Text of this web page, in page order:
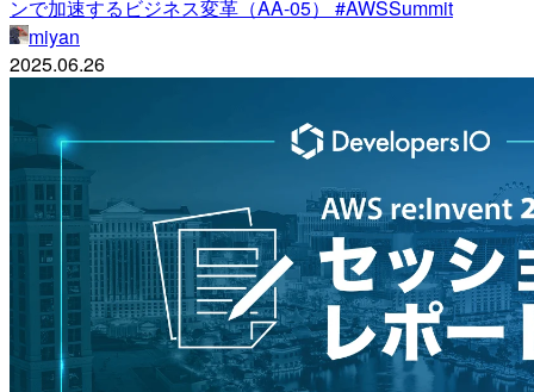
ンで加速するビジネス変革（AA-05） #AWSSummit
miyan
2025.06.26